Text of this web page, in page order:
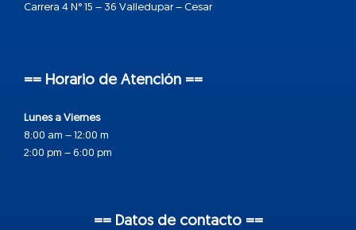
Carrera 4 N° 15 – 36 Valledupar – Cesar
== Horario de Atención ==
Lunes a Viernes
8:00 am – 12:00 m
2:00 pm – 6:00 pm
== Datos de contacto ==